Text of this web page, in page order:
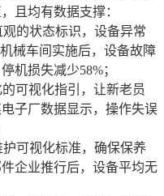
且均有数据支撑：
的状态标识，设备异常
械车间实施后，设备故障
机损失减少58%；
可视化指引，让新老员
子厂数据显示，操作失误
可视化标准，确保保养
企业推行后，设备平均无